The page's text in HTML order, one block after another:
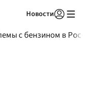
Новости
с бензином в